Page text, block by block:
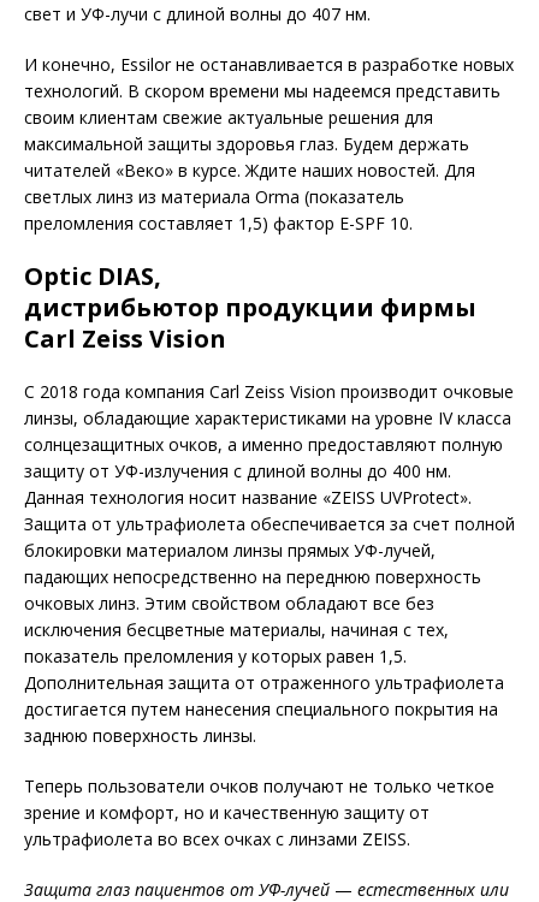
свет и УФ-лучи с длиной волны до 407 нм.
И конечно, Essilor не останавливается в разработке новых
технологий. В скором времени мы надеемся представить
своим клиентам свежие актуальные решения для
максимальной защиты здоровья глаз. Будем держать
читателей «Веко» в курсе. Ждите наших новостей. Для
светлых линз из материала Orma (показатель
преломления составляет 1,5) фактор E-SPF 10.
Optic DIAS,
дистрибьютор продукции фирмы
Carl Zeiss Vision
С 2018 года компания Carl Zeiss Vision производит очковые
линзы, обладающие характеристиками на уровне IV класса
солнцезащитных очков, а именно предоставляют полную
защиту от УФ-излучения с длиной волны до 400 нм.
Данная технология носит название «ZEISS UVProtect».
Защита от ультрафиолета обеспечивается за счет полной
блокировки материалом линзы прямых УФ-лучей,
падающих непосредственно на переднюю поверхность
очковых линз. Этим свойством обладают все без
исключения бесцветные материалы, начиная с тех,
показатель преломления у которых равен 1,5.
Дополнительная защита от отраженного ультрафиолета
достигается путем нанесения специального покрытия на
заднюю поверхность линзы.
Теперь пользователи очков получают не только четкое
зрение и комфорт, но и качественную защиту от
ультрафиолета во всех очках с линзами ZEISS.
Защита глаз пациентов от УФ-лучей — естественных или